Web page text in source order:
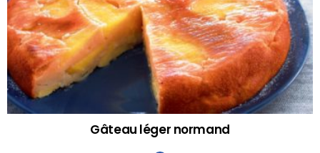
Gâteau léger normand